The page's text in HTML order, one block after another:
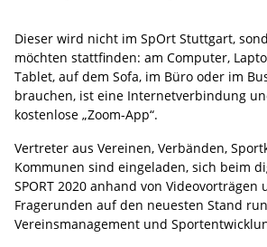
Dieser wird nicht im SpOrt Stuttgart,
möchten stattfinden: am Computer,
Tablet, auf dem Sofa, im Büro oder im
brauchen, ist eine Internetverbindung
kostenlose „Zoom-App“.
Vertreter aus Vereinen, Verbänden,
Kommunen sind eingeladen, sich beim
SPORT 2020 anhand von
Fragerunden auf den neuesten Stand
Vereinsmanagement und